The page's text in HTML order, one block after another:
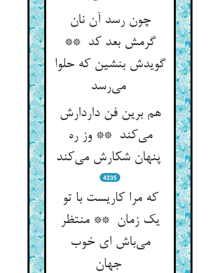
چون رسد آن نان
گرمش بعد کد **
گویدش بنشین که حلوا
می‌رسد
هم برین فن داردارش
می‌کند ** وز ره
پنهان شکارش می‌کند
4235
که مرا کاریست با تو
یک زمان ** منتظر
می‌باش ای خوب
جهان